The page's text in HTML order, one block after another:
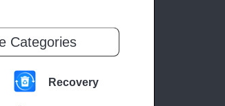
Categories
Recovery